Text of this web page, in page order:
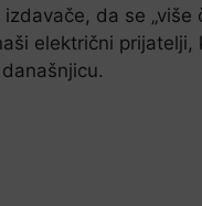
da se „više
električni prijatelji,